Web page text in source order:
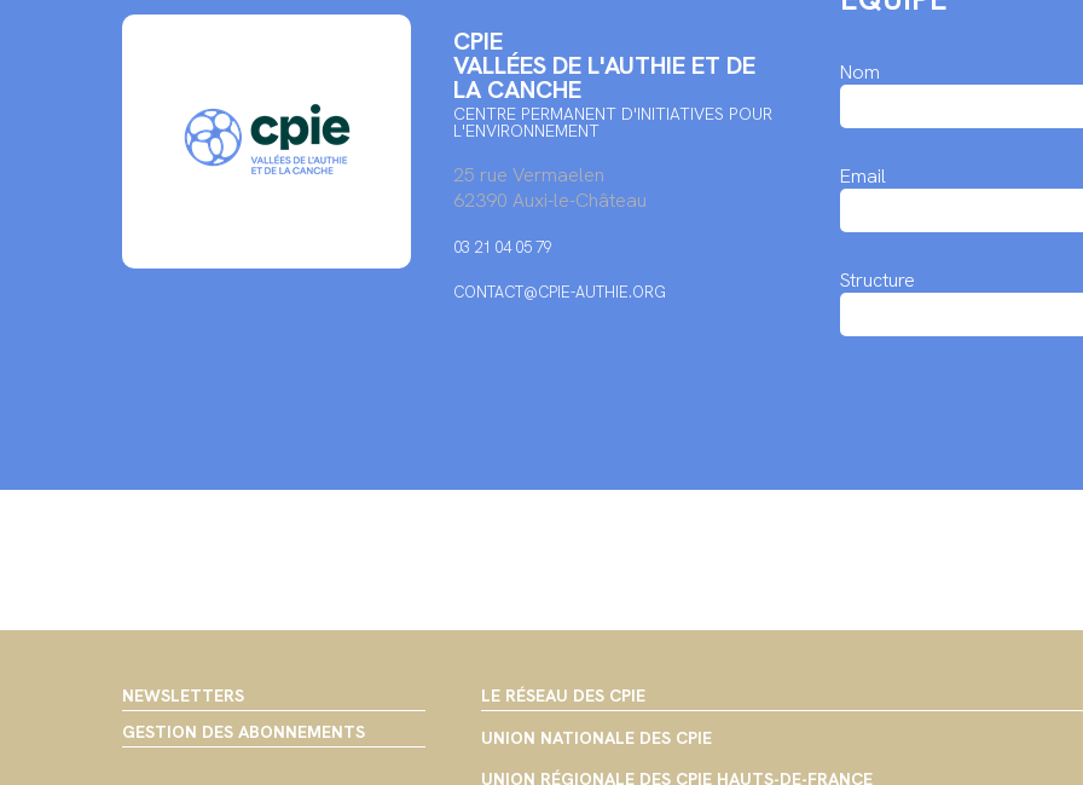
CPIE
VALLÉES DE L'AUTHIE ET DE
LA CANCHE
CENTRE PERMANENT D'INITIATIVES POUR
L'ENVIRONNEMENT
25 rue Vermaelen
62390 Auxi-le-Château
03 21 04 05 79
CONTACT@CPIE-AUTHIE.ORG
Nom
Email
Structure
NEWSLETTERS
GESTION DES ABONNEMENTS
LE RÉSEAU DES CPIE
UNION NATIONALE DES CPIE
UNION RÉGIONALE DES CPIE HAUTS-DE-FRANCE